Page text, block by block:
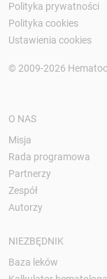
Polityka prywatności
Polityka cookies
Ustawienia cookies
© 2009-2026
O NAS
Misja
Rada programowa
Partnerzy
Zespół
Autorzy
NIEZBĘDNIK
Baza leków